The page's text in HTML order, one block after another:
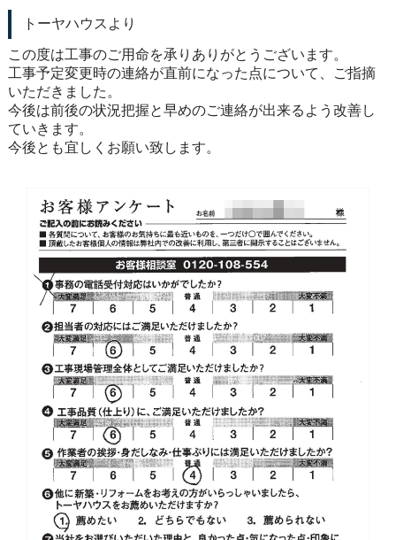
トーヤハウスより
この度は工事のご用命を承りありがとうございます。
工事予定変更時の連絡が直前になった点について、ご指摘
いただきました。
今後は前後の状況把握と早めのご連絡が出来るよう改善し
ていきます。
今後とも宜しくお願い致します。